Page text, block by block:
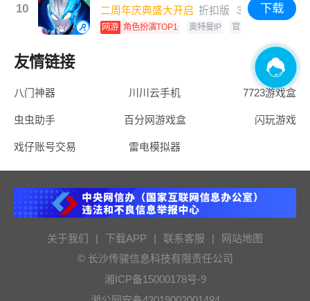
10 二周年庆典盛大开启 折扣版 3.5 GB
网游 角色扮演TOP1 奥特曼IP 官方常规版
下载
友情链接
八门神器 川川云手机 7723游戏盒
虫虫助手 百分网游戏盒 闪玩游戏
戏仔账号交易 雷电模拟器
关于我们 | 下载APP | 联系客服 |
网站地图
© 长沙传骏信息科技有限责任公司
湘ICP备15000178号-9